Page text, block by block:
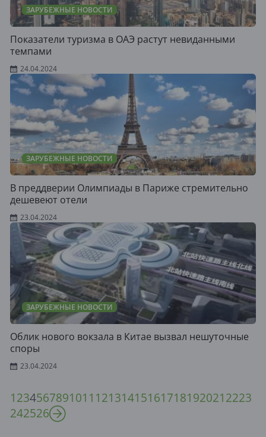
ЗАРУБЕЖНЫЕ НОВОСТИ
Показатели туризма в ОАЭ растут невиданными
темпами
24.04.2024
ЗАРУБЕЖНЫЕ НОВОСТИ
В преддверии Олимпиады в Париже стремительно
дешевеют отели
23.04.2024
ЗАРУБЕЖНЫЕ НОВОСТИ
Облик нового вокзала в Китае вызвал нешуточные
споры
23.04.2024
1234567891011 121314151617181920212223
242526